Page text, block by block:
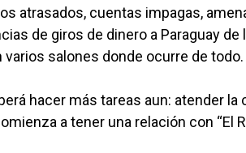
atrasados, cuentas impagas,
de giros de dinero a Paraguay
varios salones donde ocurre de todo.
hacer más tareas aun: atender
a tener una relación con “El